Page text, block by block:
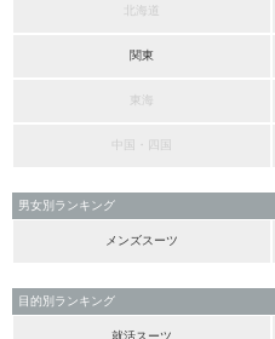
北海道
関東
東海
中国・四国
男女別ランキング
メンズスーツ
目的別ランキング
就活スーツ